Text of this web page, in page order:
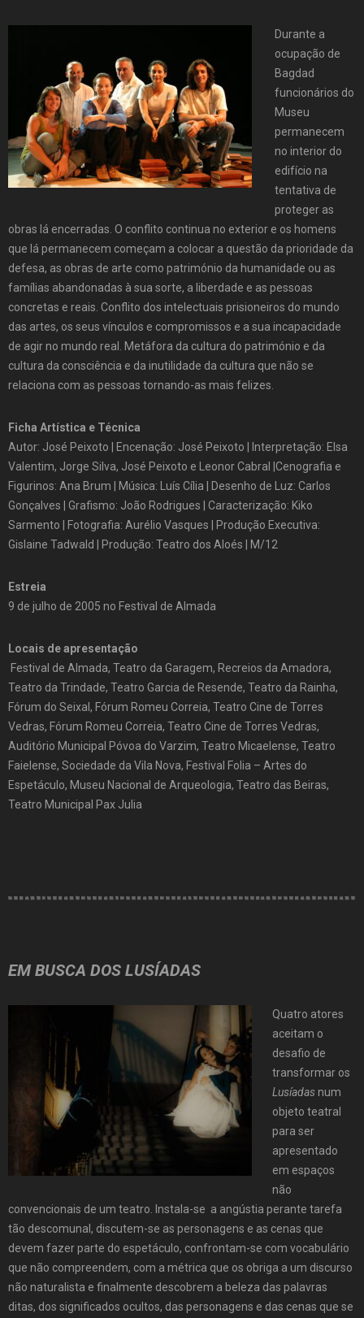
Durante a
ocupação de
Bagdad
funcionários do
Museu
permanecem
no interior do
edifício na
tentativa de
proteger as
obras lá encerradas. O conflito continua no exterior e os homens
que lá permanecem começam a colocar a questão da prioridade da
defesa, as obras de arte como património da humanidade ou as
famílias abandonadas à sua sorte, a liberdade e as pessoas
concretas e reais. Conflito dos intelectuais prisioneiros do mundo
das artes, os seus vínculos e compromissos e a sua incapacidade
de agir no mundo real. Metáfora da cultura do património e da
cultura da consciência e da inutilidade da cultura que não se
relaciona com as pessoas tornando-as mais felizes.
Ficha Artística e Técnica
Autor: José Peixoto | Encenação: José Peixoto | Interpretação: Elsa
Valentim, Jorge Silva, José Peixoto e Leonor Cabral |Cenografia e
Figurinos: Ana Brum | Música: Luís Cília | Desenho de Luz: Carlos
Gonçalves | Grafismo: João Rodrigues | Caracterização: Kiko
Sarmento | Fotografia: Aurélio Vasques | Produção Executiva:
Gislaine Tadwald | Produção: Teatro dos Aloés | M/12
Estreia
9 de julho de 2005 no Festival de Almada
Locais de apresentação
Festival de Almada, Teatro da Garagem, Recreios da Amadora,
Teatro da Trindade, Teatro Garcia de Resende, Teatro da Rainha,
Fórum do Seixal, Fórum Romeu Correia, Teatro Cine de Torres
Vedras, Fórum Romeu Correia, Teatro Cine de Torres Vedras,
Auditório Municipal Póvoa do Varzim, Teatro Micaelense, Teatro
Faielense, Sociedade da Vila Nova, Festival Folia – Artes do
Espetáculo, Museu Nacional de Arqueologia, Teatro das Beiras,
Teatro Municipal Pax Julia
EM BUSCA DOS LUSÍADAS
Quatro atores
aceitam o
desafio de
transformar os
Lusíadasnum
objeto teatral
para ser
apresentado
em espaços
não
convencionais de um teatro. Instala-se a angústia perante tarefa
tão descomunal, discutem-se as personagens e as cenas que
devem fazer parte do espetáculo, confrontam-se com vocabulário
que não compreendem, com a métrica que os obriga a um discurso
não naturalista e finalmente descobrem a beleza das palavras
ditas, dos significados ocultos, das personagens e das cenas que se